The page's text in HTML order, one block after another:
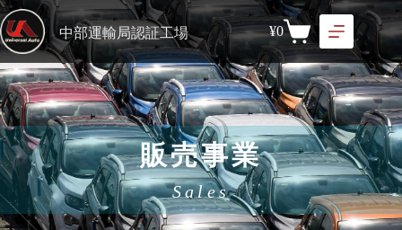
中部運輸局認証工場 ¥0
販売事業
Sales